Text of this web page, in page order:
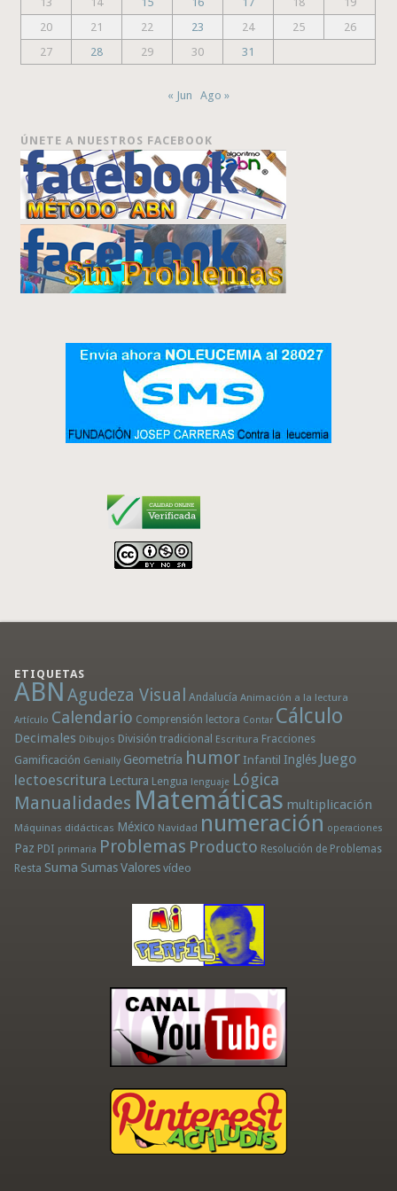
20
21 22 23 24 25
26
27
28 29 30 31
« Jun Ago »
ÚNETE A NUESTROS FACEBOOK
ETIQUETAS
ABN Agudeza Visual Andalucía Animación a la lectura
Artículo Calendario Comprensión lectora Contar Cálculo
Decimales Dibujos División tradicional Escritura Fracciones
Gamificación Genially Geometría humor Infantil Inglés Juego
lectoescritura Lectura Lengua lenguaje Lógica
Manualidades Matemáticas multiplicación
Máquinas didácticas México Navidad numeración operaciones
Paz PDI primaria Problemas Producto Resolución de Problemas
Resta Suma Sumas Valores vídeo